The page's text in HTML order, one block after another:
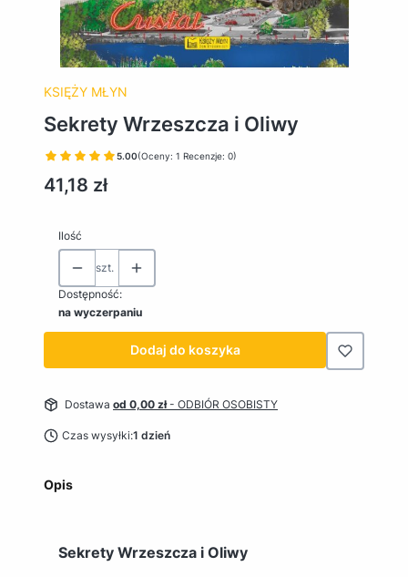
KSIĘŻY MŁYN
Sekrety Wrzeszcza i Oliwy
5.00(Oceny: 1 Recenzje: 0)
Cena
41,18 zł
Ilość
szt.
Dostępność:
na wyczerpaniu
Dodaj do koszyka
Dostawa od 0,00 zł- ODBIÓR OSOBISTY
Czas wysyłki:1 dzień
Opis
Sekrety Wrzeszcza i Oliwy